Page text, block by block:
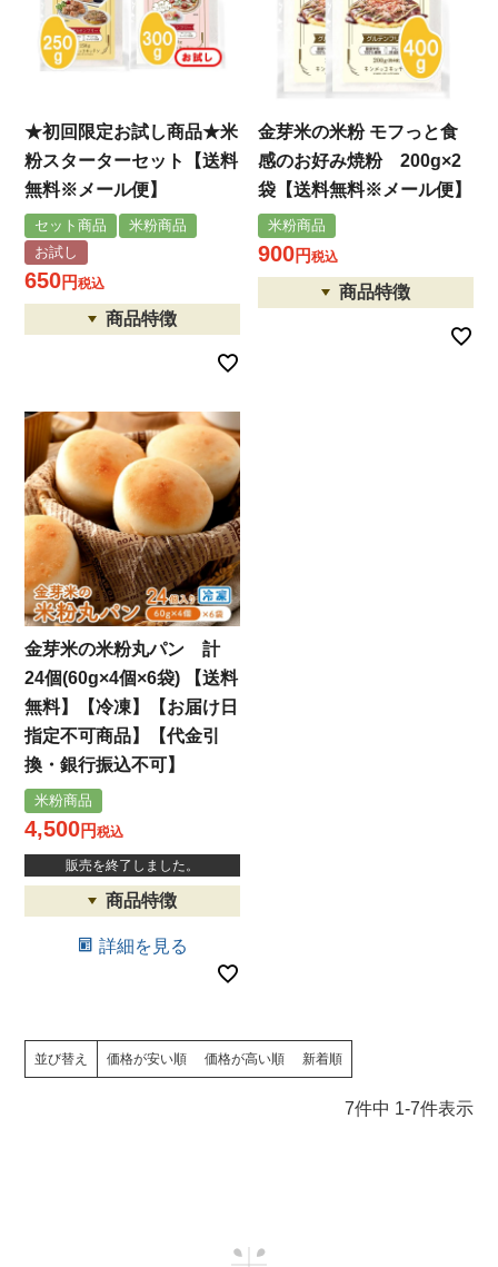
★初回限定お試し商品★米
粉スターターセット【送料
無料※メール便】
セット商品
米粉商品
お試し
650 税込
金芽米の米粉 モフっと食
感のお好み焼粉 200g×2
袋【送料無料※メール便】
米粉商品
900 税込
金芽米の米粉丸パン 計
24個(60g×4個×6袋) 【送料
無料】【冷凍】【お届け日
指定不可商品】【代金引
換・銀行振込不可】
米粉商品
4,500 税込
販売を終了しました。
詳細を見る
並び替え 価格が安い順 価格が高い順 新着順
7件中 1-7件表示